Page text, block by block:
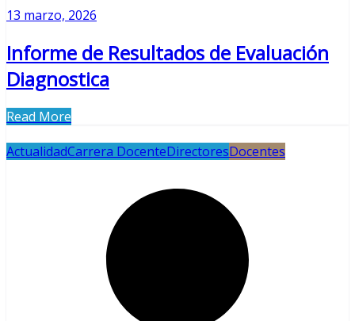
13 marzo, 2026
Informe de Resultados de Evaluación
Diagnostica
Read More
ActualidadCarrera DocenteDirectoresDocentes